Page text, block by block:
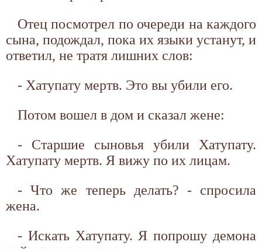
Отец посмотрел по очереди на каждого
сына, подождал, пока их языки устанут, и
ответил, не тратя лишних слов:
- Хатупату мертв. Это вы убили его.
Потом вошел в дом и сказал жене:
- Старшие сыновья убили Хатупату.
Хатупату мертв. Я вижу по их лицам.
- Что же теперь делать? - спросила
жена.
- Искать Хатупату. Я попрошу демона